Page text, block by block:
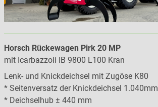
Horsch Rückewagen Pirk 20 MP
mit Icarbazzoli IB 9800 L100 Kran
Lenk- und Knickdeichsel mit Zugöse K80
* Seitenversatz der Knickdeichsel 1.040mm
* Deichselhub ± 440 mm